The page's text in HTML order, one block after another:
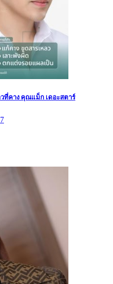
ที่คาง คุณแม็ก เดอะสตาร์